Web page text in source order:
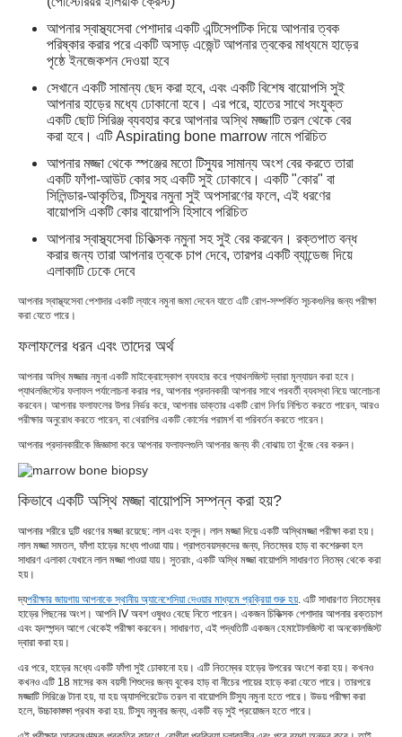
আপনার স্বাস্থ্যসেবা পেশাদার একটি এন্টিসেপটিক দিয়ে আপনার ত্বক
পরিষ্কার করার পরে একটি অসাড় এজেন্ট আপনার ত্বকের মাধ্যমে হাড়ের
পৃষ্ঠে ইনজেকশন দেওয়া হবে
সেখানে একটি সামান্য ছেদ করা হবে, এবং একটি বিশেষ বায়োপসি সুই
আপনার হাড়ের মধ্যে ঢোকানো হবে। এর পরে, হাতের সাথে সংযুক্ত
একটি ছোট সিরিঞ্জ ব্যবহার করে আপনার অস্থি মজ্জাটি তরল থেকে বের
করা হবে। এটি Aspirating bone marrow নামে পরিচিত
আপনার মজ্জা থেকে স্পঞ্জের মতো টিস্যুর সামান্য অংশ বের করতে তারা
একটি ফাঁপা-আউট কোর সহ একটি সুই ঢোকাবে। একটি "কোর" বা
সিলিন্ডার-আকৃতির, টিস্যুর নমুনা সুই অপসারণের ফলে, এই ধরণের
বায়োপসি একটি কোর বায়োপসি হিসাবে পরিচিত
আপনার স্বাস্থ্যসেবা চিকিত্সক নমুনা সহ সুই বের করবেন। রক্তপাত বন্ধ
করার জন্য তারা আপনার ত্বকে চাপ দেবে, তারপর একটি ব্যান্ডেজ দিয়ে
এলাকাটি ঢেকে দেবে
আপনার স্বাস্থ্যসেবা পেশাদার একটি ল্যাবে নমুনা জমা দেবেন যাতে এটি রোগ-সম্পর্কিত সূচকগুলির জন্য পরীক্ষা
করা যেতে পারে।
ফলাফলের ধরন এবং তাদের অর্থ
আপনার অস্থি মজ্জার নমুনা একটি মাইক্রোস্কোপ ব্যবহার করে প্যাথলজিস্ট দ্বারা মূল্যায়ন করা হবে।
প্যাথলজিস্টের ফলাফল পর্যালোচনা করার পর, আপনার প্রদানকারী আপনার সাথে পরবর্তী ব্যবস্থা নিয়ে আলোচনা
করবেন। আপনার ফলাফলের উপর নির্ভর করে, আপনার ডাক্তার একটি রোগ নির্ণয় নিশ্চিত করতে পারেন, আরও
পরীক্ষার অনুরোধ করতে পারেন, বা থেরাপির একটি কোর্সের পরামর্শ বা পরিবর্তন করতে পারেন।
আপনার প্রদানকারীকে জিজ্ঞাসা করে আপনার ফলাফলগুলি আপনার জন্য কী বোঝায় তা খুঁজে বের করুন।
কিভাবে একটি অস্থি মজ্জা বায়োপসি সম্পন্ন করা হয়?
আপনার শরীরে দুটি ধরণের মজ্জা রয়েছে: লাল এবং হলুদ। লাল মজ্জা দিয়ে একটি অস্থিমজ্জা পরীক্ষা করা হয়।
লাল মজ্জা সমতল, ফাঁপা হাড়ের মধ্যে পাওয়া যায়। প্রাপ্তবয়স্কদের জন্য, নিতম্বের হাড় বা কশেরুকা হল
সাধারণ এলাকা যেখানে লাল মজ্জা পাওয়া যায়। সুতরাং, একটি অস্থি মজ্জা বায়োপসি সাধারণত নিতম্ব থেকে করা
হয়।
দ্যপরীক্ষার জায়গায় আপনাকে স্থানীয় অ্যানেশেসিয়া দেওয়ার মাধ্যমে প্রক্রিয়া শুরু হয়. এটি সাধারণত নিতম্বের
হাড়ের পিছনের অংশ। আপনি IV অবশ ওষুধও বেছে নিতে পারেন। একজন চিকিত্সক পেশাদার আপনার রক্তচাপ
এবং হৃদস্পন্দন আগে থেকেই পরীক্ষা করবেন। সাধারণত, এই পদ্ধতিটি একজন হেমাটোলজিস্ট বা অনকোলজিস্ট
দ্বারা করা হয়।
এর পরে, হাড়ের মধ্যে একটি ফাঁপা সুই ঢোকানো হয়। এটি নিতম্বের হাড়ের উপরের অংশে করা হয়। কখনও
কখনও এটি 18 মাসের কম বয়সী শিশুদের জন্য বুকের হাড় বা নীচের পায়ের হাড়ে করা যেতে পারে। তারপরে
মজ্জাটি সিরিঞ্জে টানা হয়, যা হয় অ্যাসপিরেটেড তরল বা বায়োপসি টিস্যু নমুনা হতে পারে। উভয় পরীক্ষা করা
হলে, উচ্চাকাঙ্ক্ষা প্রথম করা হয়. টিস্যু নমুনার জন্য, একটি বড় সুই প্রয়োজন হতে পারে।